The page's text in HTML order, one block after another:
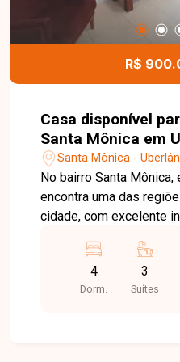
desta casa.
R$
Casa disponível
Santa Mônica em
Santa Mônica -
No bairro Santa Mônica,
encontra uma das
cidade, com excelente
restaurantes e às
oferecendo praticidade
Sobrado disponível
4
Dorm.
3
Suítes